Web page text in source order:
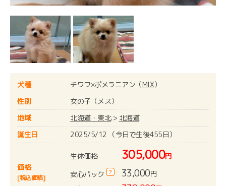
犬種 チワワ×ポメラニアン（MIX）
性別
女の子（メス）
地域
北海道・東北> 北海道
誕生日
2025/5/12 （今日で生後455日）
価格
[税込価格]
生体価格 305,000円
安心パック
? 33,000円